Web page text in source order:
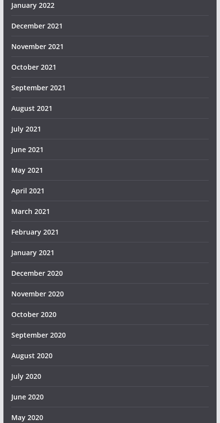
January 2022
December 2021
November 2021
October 2021
September 2021
August 2021
July 2021
June 2021
May 2021
April 2021
March 2021
February 2021
January 2021
December 2020
November 2020
October 2020
September 2020
August 2020
July 2020
June 2020
May 2020